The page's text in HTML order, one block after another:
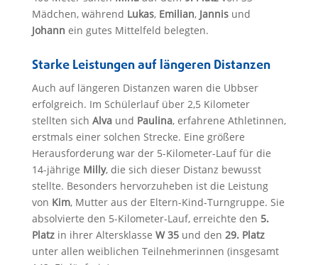
Mädchen, während Lukas, Emilian, Jannisund
Johann ein gutes Mittelfeld belegten.
Starke Leistungen auf längeren Distanzen
Auch auf längeren Distanzen waren die Ubbser
erfolgreich. Im Schülerlauf über 2,5 Kilometer
stellten sich Alvaund Paulina, erfahrene Athletinnen,
erstmals einer solchen Strecke. Eine größere
Herausforderung war der 5-Kilometer-Lauf für die
14-jährige Milly, die sich dieser Distanz bewusst
stellte. Besonders hervorzuheben ist die Leistung
von Kim, Mutter aus der Eltern-Kind-Turngruppe. Sie
absolvierte den 5-Kilometer-Lauf, erreichte den 5.
Platzin ihrer Altersklasse W 35und den 29. Platz
unter allen weiblichen Teilnehmerinnen (insgesamt